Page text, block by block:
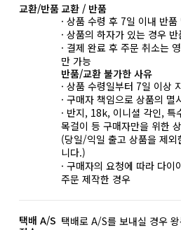
교환/반품 교환 / 반품
· 상품 수령 후 7일 이내 반
· 상품의 하자가 있는 경우
· 결제 완료 후 주문 취소는
만 가능
반품/교환 불가한 사유
· 상품 수령일부터 7일 이상
· 구매자 책임으로 상품의 멸
· 반지, 18k, 이니셜 각인,
목걸이 등 구매자만을 위한
(당일/익일 출고 상품을 제
니다.)
· 구매자의 요청에 따라 다
주문 제작한 경우
택배 A/S 택배로 A/S를 보내실 경우